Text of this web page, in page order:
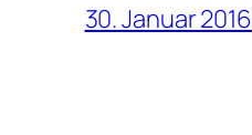
30. Januar 2016